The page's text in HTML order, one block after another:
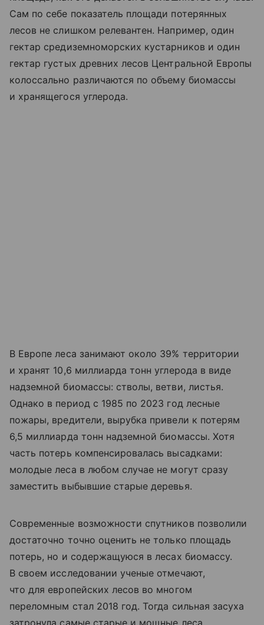
Сам по себе показатель площади потерянных
лесов не слишком релевантен. Например, один
гектар средиземноморских кустарников и один
гектар густых древних лесов Центральной Европы
колоссально различаются по объему биомассы
и хранящегося углерода.
В Европе леса занимают около 39% территории
и хранят 10,6 миллиарда тонн углерода в виде
надземной биомассы: стволы, ветви, листья.
Однако в период с 1985 по 2023 год лесные
пожары, вредители, вырубка привели к потерям
6,5 миллиарда тонн надземной биомассы. Хотя
часть потерь компенсировалась высадками:
молодые леса в любом случае не могут сразу
заместить выбывшие старые деревья.
Современные возможности спутников позволили
достаточно точно оценить не только площадь
потерь, но и содержащуюся в лесах биомассу.
В своем исследовании ученые отмечают,
что для европейских лесов во многом
переломным стал 2018 год. Тогда сильная засуха